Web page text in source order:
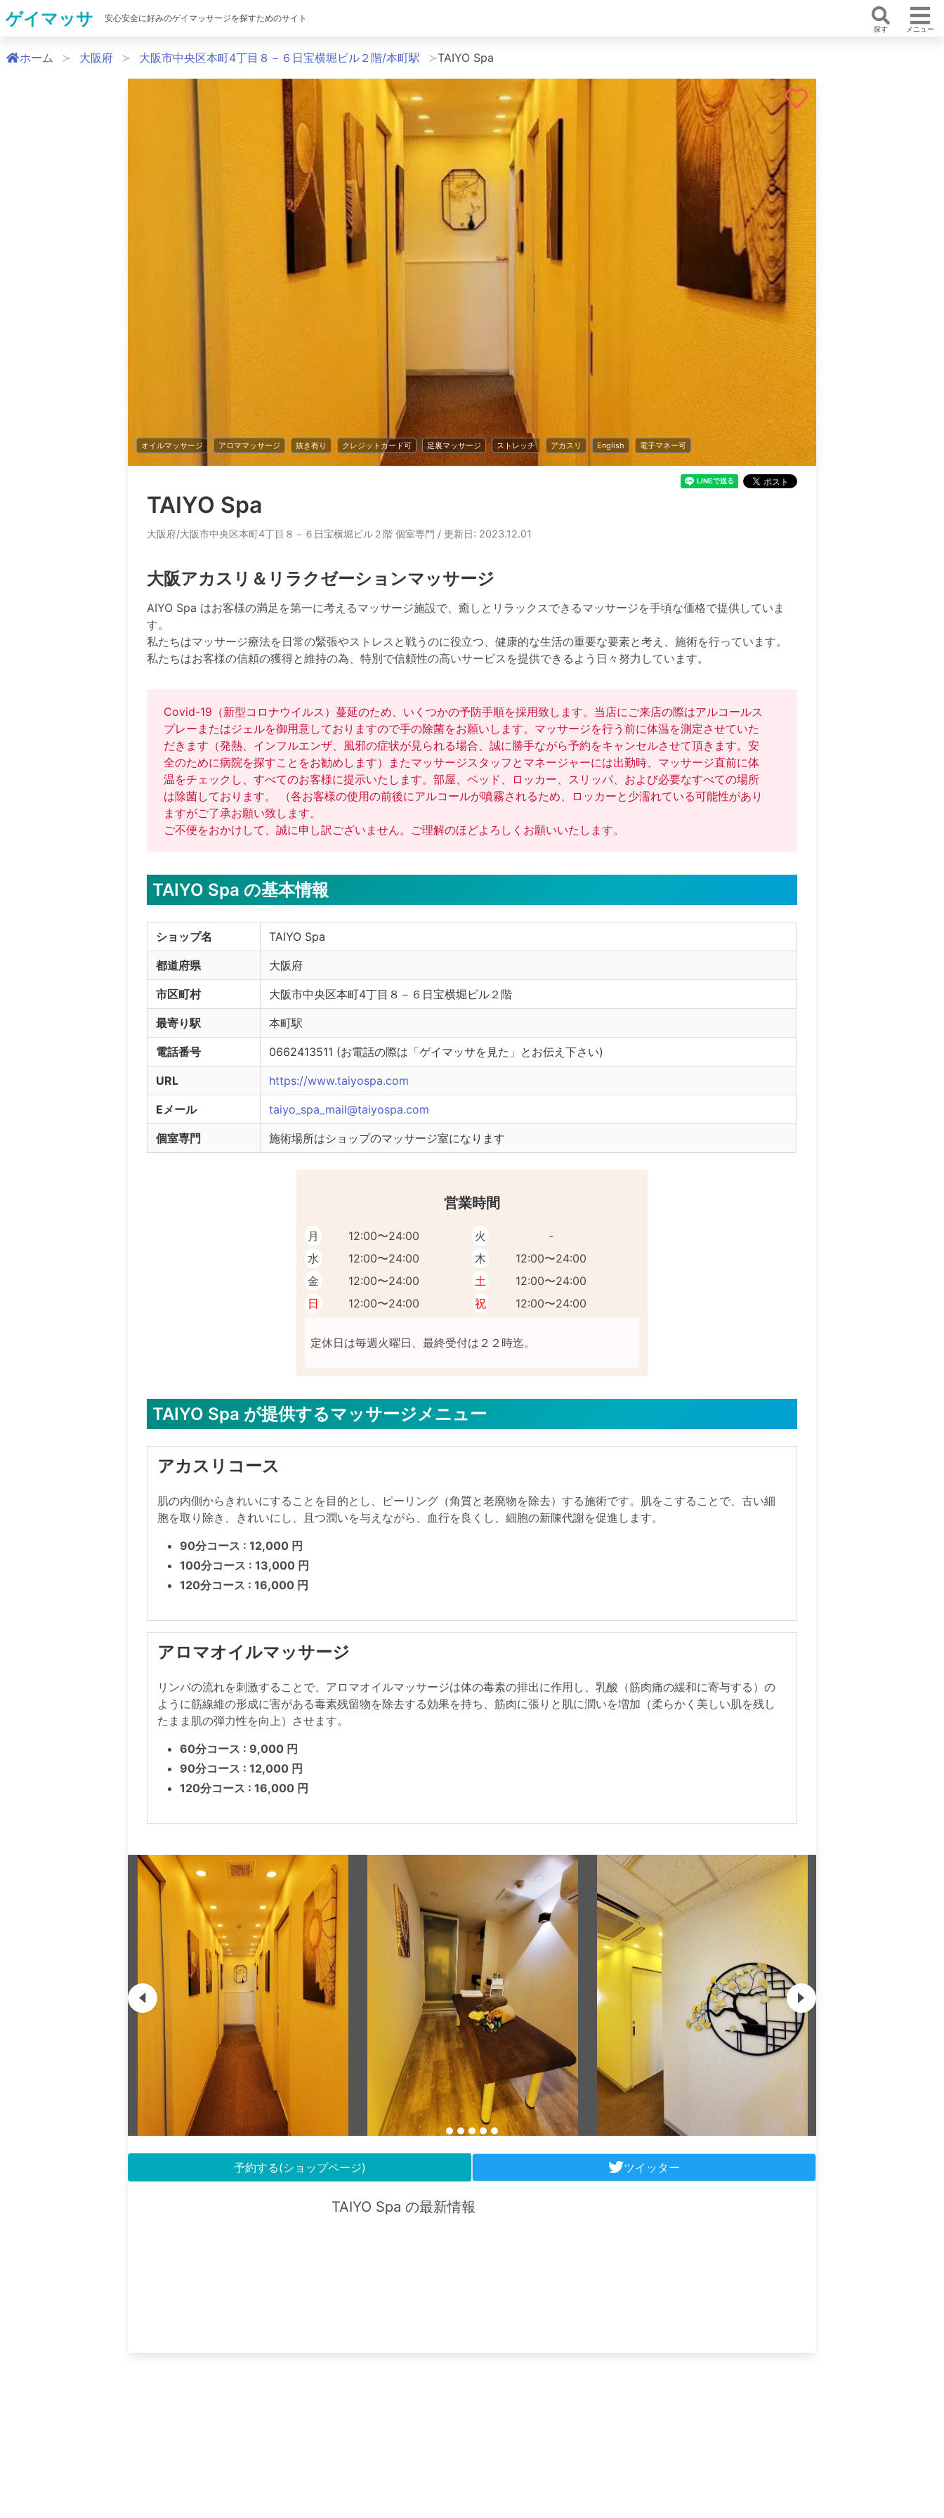
ゲイマッサ 安心安全に好みのゲイマッサージを探すためのサイト
探す メニュー
ホーム 大阪府 大阪市中央区本町4丁目８－６日宝横堀ビル２階/本町駅 TAIYO Spa
オイルマッサージ アロママッサージ 抜き有り クレジットカード可 足裏マッサージ ストレッチ アカスリ English 電子マネー可
TAIYO Spa
大阪府/大阪市中央区本町4丁目８－６日宝横堀ビル２階 個室専門 / 更新日: 2023.12.01
大阪アカスリ＆リラクゼーションマッサージ
AIYO Spa はお客様の満足を第一に考えるマッサージ施設で、癒しとリラックスできるマッサージを手頃な価格で提供していま
す。
私たちはマッサージ療法を日常の緊張やストレスと戦うのに役立つ、健康的な生活の重要な要素と考え、施術を行っています。
私たちはお客様の信頼の獲得と維持の為、特別で信頼性の高いサービスを提供できるよう日々努力しています。
Covid-19（新型コロナウイルス）蔓延のため、いくつかの予防手順を採用致します。当店にご来店の際はアルコールス
プレーまたはジェルを御用意しておりますので手の除菌をお願いします。マッサージを行う前に体温を測定させていた
だきます（発熱、インフルエンザ、風邪の症状が見られる場合、誠に勝手ながら予約をキャンセルさせて頂きます。安
全のために病院を探すことをお勧めします）またマッサージスタッフとマネージャーには出勤時、マッサージ直前に体
温をチェックし、すべてのお客様に提示いたします。部屋、ベッド、ロッカー、スリッパ、および必要なすべての場所
は除菌しております。 （各お客様の使用の前後にアルコールが噴霧されるため、ロッカーと少濡れている可能性があり
ますがご了承お願い致します。
TAIYO Spa の基本情報
ショップ名 TAIYO Spa
都道府県 大阪府
市区町村 大阪市中央区本町4丁目８－６日宝横堀ビル２階
最寄り駅 本町駅
電話番号 0662413511 (お電話の際は「ゲイマッサを見た」とお伝え下さい)
URL https://www.taiyospa.com
Eメール taiyo_spa_mail@taiyospa.com
個室専門 施術場所はショップのマッサージ室になります
営業時間
月 12:00〜24:00 火
-
水
12:00〜24:00 木
12:00〜24:00
金
12:00〜24:00 土
12:00〜24:00
日
12:00〜24:00 祝 12:00〜24:00
TAIYO Spa が提供するマッサージメニュー
アカスリコース
肌の内側からきれいにすることを目的とし、ピーリング（角質と老廃物を除去）する施術です。肌をこすることで、古い細
胞を取り除き、きれいにし、且つ潤いを与えながら、血行を良くし、細胞の新陳代謝を促進します。
90分コース : 12,000 円
100分コース : 13,000 円
120分コース : 16,000 円
アロマオイルマッサージ
リンパの流れを刺激することで、アロマオイルマッサージは体の毒素の排出に作用し、乳酸（筋肉痛の緩和に寄与する）の
ように筋線維の形成に害がある毒素残留物を除去する効果を持ち、筋肉に張りと肌に潤いを増加（柔らかく美しい肌を残し
たまま肌の弾力性を向上）させます。
60分コース : 9,000 円
90分コース : 12,000 円
120分コース : 16,000 円
予約する(ショップページ) ツイッター
TAIYO Spa の最新情報